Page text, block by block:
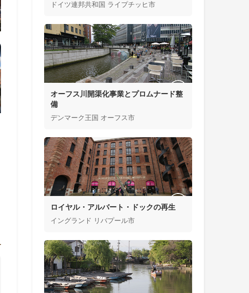
ドイツ連邦共和国 ライプチッヒ市
オーフス川開渠化事業とプロムナード整
備
デンマーク王国 オーフス市
ロイヤル・アルバート・ドックの再生
イングランド リバプール市